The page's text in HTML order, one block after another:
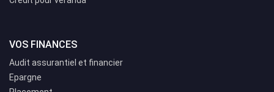
VOS FINANCES
Audit assurantiel et financier
Epargne